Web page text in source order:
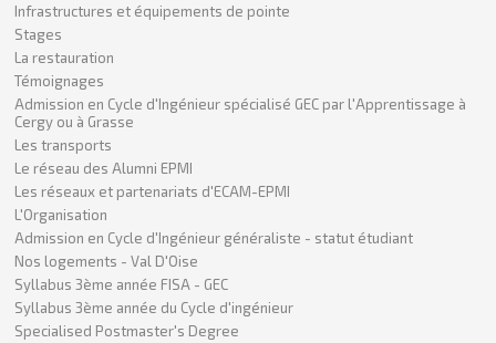
Infrastructures et équipements de pointe
Stages
La restauration
Témoignages
Admission en Cycle d'Ingénieur spécialisé GEC par l'Apprentissage à
Cergy ou à Grasse
Les transports
Le réseau des Alumni EPMI
Les réseaux et partenariats d'ECAM-EPMI
L'Organisation
Admission en Cycle d'Ingénieur généraliste - statut étudiant
Nos logements - Val D'Oise
Syllabus 3ème année FISA - GEC
Syllabus 3ème année du Cycle d'ingénieur
Specialised Postmaster's Degree